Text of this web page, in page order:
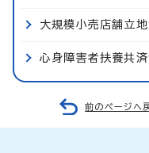
大規模小売店舗立
心身障害者扶養共
前のページへ